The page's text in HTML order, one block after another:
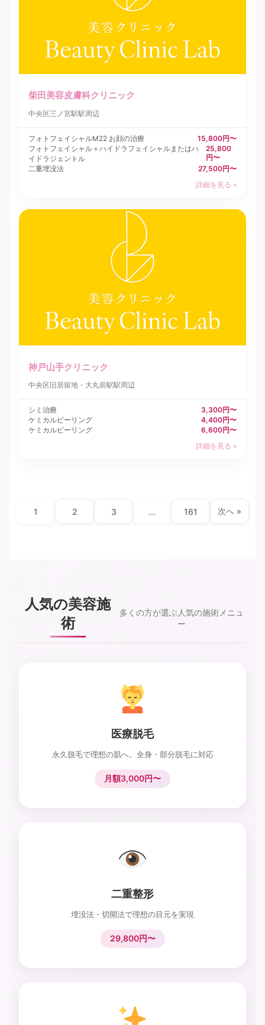
柴田美容皮膚科クリニック
中央区三ノ宮駅駅周辺
フォトフェイシャルM22 お顔の治療
15,800円〜
フォトフェイシャル＋ハイドラフェイシャルまたはハ
イドラジェントル
25,800
円〜
二重埋没法
27,500円〜
詳細を見る »
神戸山手クリニック
中央区 旧居留地・大丸前駅駅周辺
シミ治療
3,300円〜
ケミカルピーリング
4,400円〜
ケミカルピーリング
6,600円〜
詳細を見る »
1 2 3 ... 161 次へ »
人気の美容施
術
多くの方が選ぶ人気の施術メニュ
ー
医療脱毛
永久脱毛で理想の肌へ。全身・部分脱毛に対応
月額3,000円〜
二重整形
埋没法・切開法で理想の目元を実現
29,800円〜